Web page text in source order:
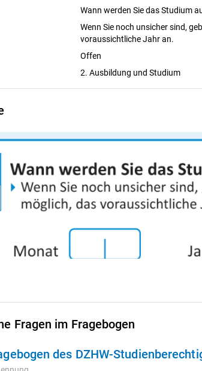
Wann werden Sie das Studium
Wenn Sie noch unsicher sind,
voraussichtliche Jahr an.
Offen
2. Ausbildung und Studium
Fragen im Fragebogen
des DZHW-